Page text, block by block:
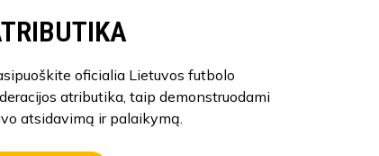
oficialia Lietuvos futbolo
atributika, taip demonstruodami
atsidavimą ir palaikymą.